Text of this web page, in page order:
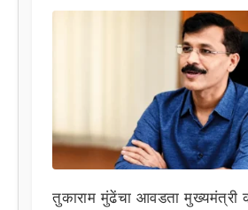
तुकाराम मुंढेंचा आवडता मुख्यमंत्री